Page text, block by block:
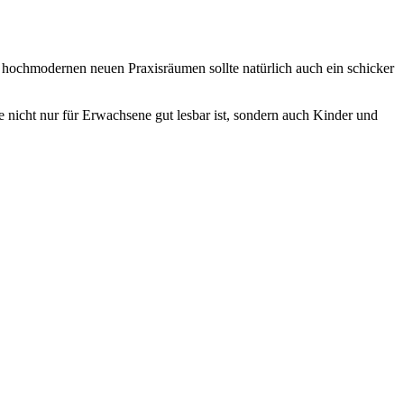
neuen Praxisräumen sollte natürlich auch ein schicker
nur für Erwachsene gut lesbar ist, sondern auch Kinder und